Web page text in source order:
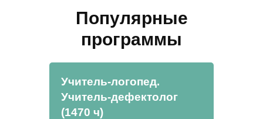
Популярные
программы
Учитель-логопед.
Учитель-дефектолог
(1470 ч)